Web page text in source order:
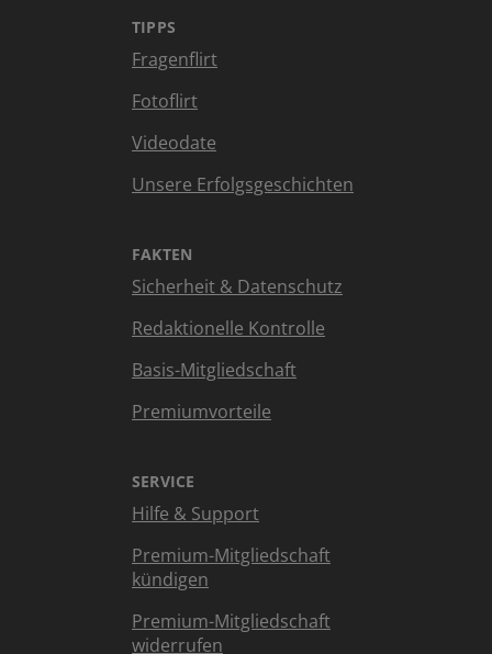
TIPPS
Fragenflirt
Fotoflirt
Videodate
Unsere Erfolgsgeschichten
FAKTEN
Sicherheit & Datenschutz
Redaktionelle Kontrolle
Basis-Mitgliedschaft
Premiumvorteile
SERVICE
Hilfe & Support
Premium-Mitgliedschaft
kündigen
Premium-Mitgliedschaft
widerrufen